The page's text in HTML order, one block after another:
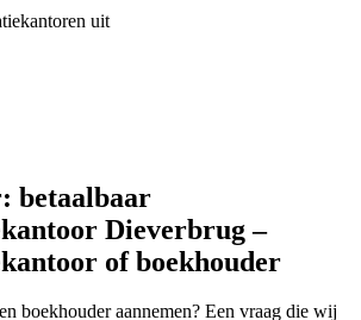
uit
betaalbaar
Dieverbrug –
of boekhouder
boekhouder aannemen? Een vraag die wij